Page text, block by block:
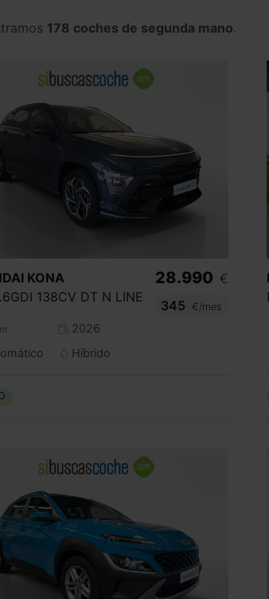
178 coches de segunda mano.
KONA
138CV DT N LINE
2026
Híbrido
28.990 €
345
€/mes